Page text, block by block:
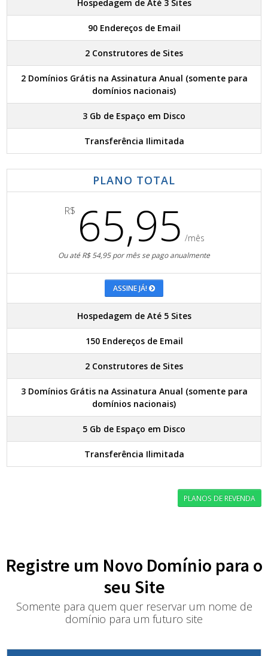
Hospedagem de Até 3 Sites
90 Endereços de Email
2 Construtores de Sites
2 Domínios Grátis na Assinatura Anual (somente para
domínios nacionais)
3 Gb de Espaço em Disco
Transferência Ilimitada
PLANO TOTAL
R$ 65,95 /mês
Ou até R$ 54,95 por mês se pago anualmente
ASSINE JÁ!
Hospedagem de Até 5 Sites
150 Endereços de Email
2 Construtores de Sites
3 Domínios Grátis na Assinatura Anual (somente para
domínios nacionais)
5 Gb de Espaço em Disco
Transferência Ilimitada
PLANOS DE REVENDA
Registre um Novo Domínio para o
seu Site
Somente para quem quer reservar um nome de
domínio para um futuro site